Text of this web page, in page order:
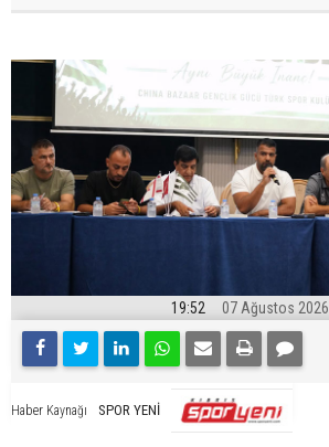
19:52 07 Ağustos 2026
Haber Kaynağı SPOR YENİ